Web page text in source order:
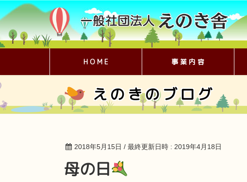
H O M E 事 業 内 容
えのきのブログ
2018年5月15日 / 最終更新日時 : 2019年4月18日
母の日